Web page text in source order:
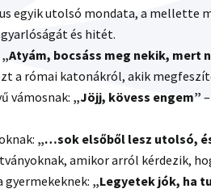
egyik utolsó mondata, a mellette
és hitét.
„Atyám, bocsáss meg nekik, mert
a római katonákról, akik
vámosnak: „Jöjj, kövess engem”
„…sok elsőből lesz utolsó,
amikor arról kérdezik,
gyermekeknek: „Legyetek jók, ha